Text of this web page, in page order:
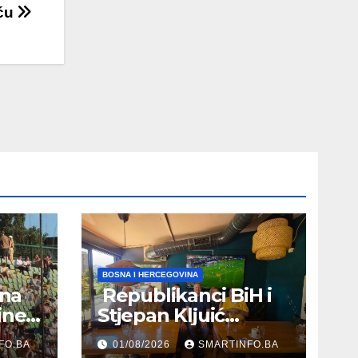
BOSNA I HERCEGOVINA
Republikanci BiH i
Stjepan Kljuić
razgovarali o
01/08/2026 SMARTINFO.BA